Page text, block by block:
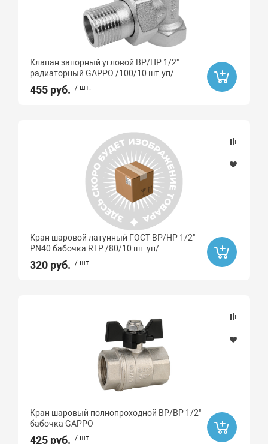
Клапан запорный угловой ВР/НР 1/2"
радиаторный GAPPO /100/10 шт.уп/
455 руб. / шт.
Кран шаровой латунный ГОСТ ВР/НР 1/2"
PN40 бабочка RTP /80/10 шт.уп/
320 руб. / шт.
Кран шаровый полнопроходной ВР/ВР 1/2"
бабочка GAPPO
425 руб. / шт.